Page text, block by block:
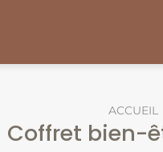
ACCUEIL
Coffret bien-